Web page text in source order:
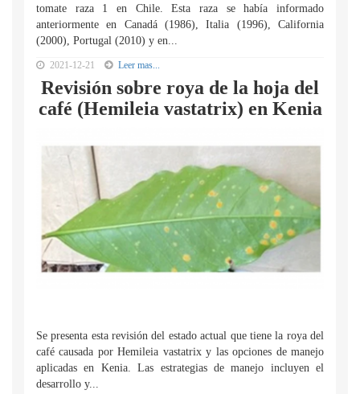
tomate raza 1 en Chile. Esta raza se había informado
anteriormente en Canadá (1986), Italia (1996), California
(2000), Portugal (2010) y en...
2021-12-21 Leer mas...
Revisión sobre roya de la hoja del
café (Hemileia vastatrix) en Kenia
Se presenta esta revisión del estado actual que tiene la roya del
café causada por Hemileia vastatrix y las opciones de manejo
aplicadas en Kenia. Las estrategias de manejo incluyen el
desarrollo y...